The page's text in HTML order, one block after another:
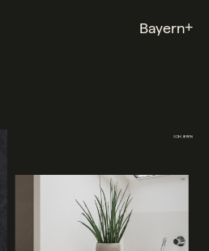
Bayern+